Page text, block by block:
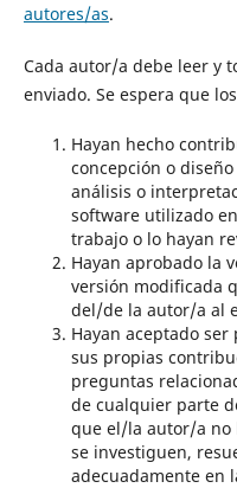
autores/as.
Cada autor/a debe leer y
enviado. Se espera que
Hayan hecho
concepción o
análisis o
software utilizado
trabajo o lo hayan
Hayan aprobado la
versión modificada
del/de la autor/a al
Hayan aceptado
sus propias
preguntas
de cualquier parte
que el/la autor/a no
se investiguen,
adecuadamente en